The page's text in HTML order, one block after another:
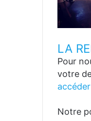
LA
Pour
votre
accéder
Notre